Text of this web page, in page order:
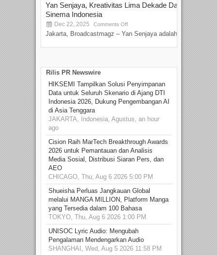
Yan Senjaya, Kreativitas Lima Dekade Dalam
Sinema Indonesia
Dec 22, 2025 Comments Off
Jakarta, Broadcastmagz – Yan Senjaya adalah...
Rilis PR Newswire
HIKSEMI Tampilkan Solusi Penyimpanan
Data untuk Seluruh Skenario di Ajang DTI
Indonesia 2026, Dukung Pengembangan AI
di Asia Tenggara
JAKARTA, Indonesia, Agustus, an hour
ago
Cision Raih MarTech Breakthrough Awards
2026 untuk Pemantauan dan Analisis
Media Sosial, Distribusi Siaran Pers, dan
AEO
CHICAGO, Thu, Aug 6 2026 5:00 PM
Shueisha Perluas Jangkauan Global
melalui MANGA MILLION, Platform Manga
yang Tersedia dalam 100 Bahasa
TOKYO, Thu, Aug 6 2026 1:00 PM
UNISOC Lyric Audio: Mengubah
Pengalaman Mendengarkan Audio
SHANGHAI, Wed, Aug 5 2026 11:58 PM